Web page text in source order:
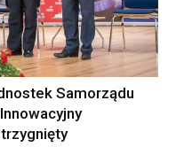
Samorządu